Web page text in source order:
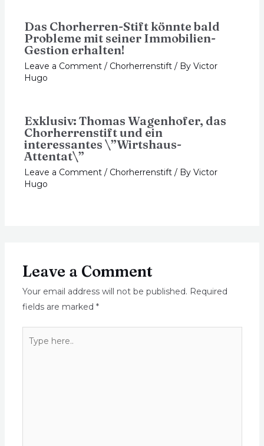
Das Chorherren-Stift könnte bald
Probleme mit seiner Immobilien-
Gestion erhalten!
Leave a Comment / Chorherrenstift / ByVictor
Hugo
Exklusiv: Thomas Wagenhofer, das
Chorherrenstift und ein
interessantes \”Wirtshaus-
Attentat\”
Leave a Comment / Chorherrenstift / ByVictor
Hugo
Leave a Comment
Your email address will not be published. Required
fields are marked *